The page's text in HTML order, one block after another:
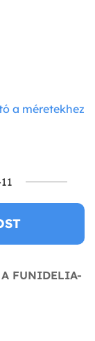
a méretekhez
A FUNIDELIA-